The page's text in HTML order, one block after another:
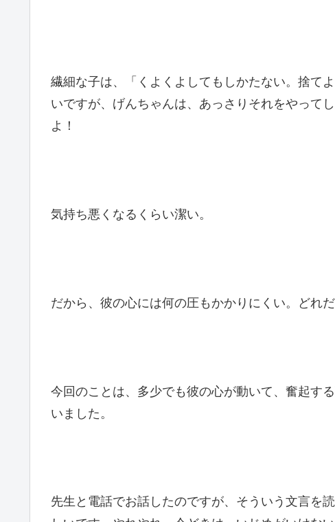
繊細な子は、「くよくよしてもしかたない。捨て
いですが、げんちゃんは、あっさりそれをやって
よ！
気持ち悪くなるくらい潔い。
だから、彼の心には何の圧もかかりにくい。どれ
今回のことは、多少でも彼の心が動いて、奮起す
いました。
先生と電話でお話したのですが、そういう文言を